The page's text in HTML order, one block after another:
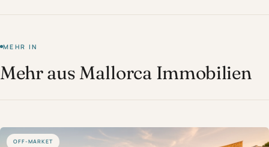
MEHR IN
Mehr aus Mallorca Immobilien
OFF-MARKET